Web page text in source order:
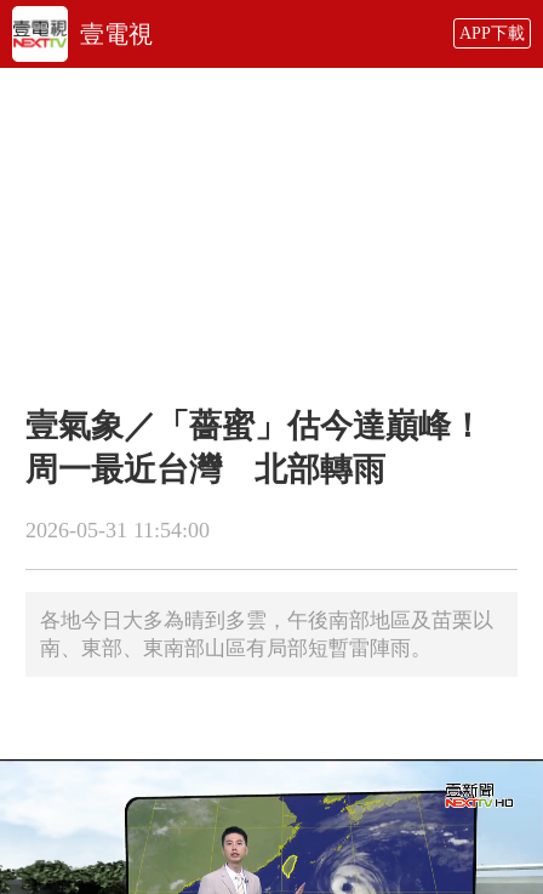
壹電視 APP下載
壹氣象／「薔蜜」估今達巔峰！
周一最近台灣 北部轉雨
2026-05-31 11:54:00
各地今日大多為晴到多雲，午後南部地區及苗栗以
南、東部、東南部山區有局部短暫雷陣雨。